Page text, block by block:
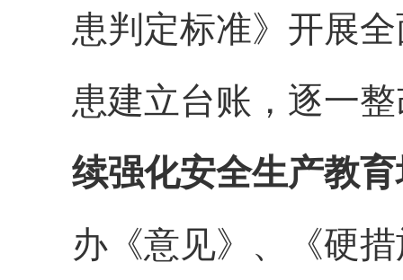
患判定标准》开展
患建立台账，逐一
续强化安全生产教
办《意见》、《硬